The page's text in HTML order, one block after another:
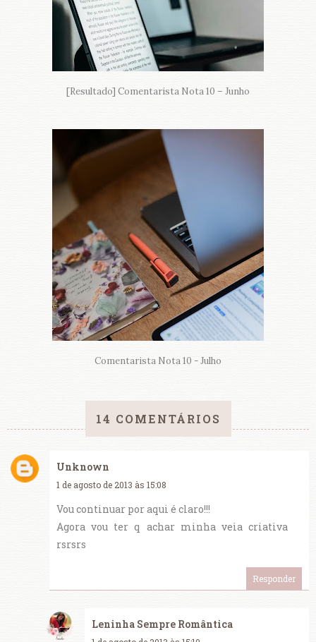
[Resultado] Comentarista Nota 10 – Junho
Comentarista Nota 10 - Julho
14 COMENTÁRIOS
Unknown
1 de agosto de 2013 às 15:08
Vou continuar por aqui é claro!!!
Agora vou ter q achar minha veia criativa
rsrsrs
Responder
Leninha Sempre Romântica